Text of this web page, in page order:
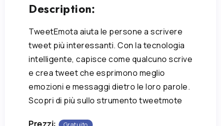
Description:
TweetEmota aiuta le persone a scrivere
tweet più interessanti. Con la tecnologia
intelligente, capisce come qualcuno scrive
e crea tweet che esprimono meglio
emozioni e messaggi dietro le loro parole.
Scopri di più sullo strumento tweetmote